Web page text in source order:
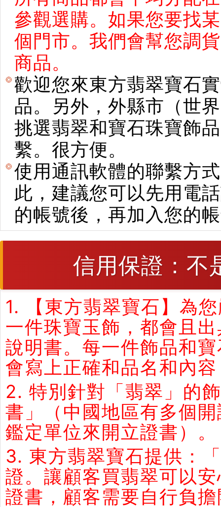
參觀選購。如果您要找
個門市。我們會幫您調
商品。
歡迎您來東方翡翠寶石
品。另外，外縣市（世
挑選翡翠和寶石珠寶飾
繫。很方便。
使用通訊軟體的聯繫方
此，建議您可以先用電
的帳號後，再加入您的
信用保證：不
1. 【東方翡翠寶石】為
一件珠寶玉飾，都會且
說明書。每一件飾品和
會寫上正確和品名和內
2. 特別針對「翡翠」的
書」（中國地區有多個
鑑定單位來開立證書）。
3. 東方翡翠寶石提供：
證。讓顧客買翡翠可以
證書，顧客需要自行負